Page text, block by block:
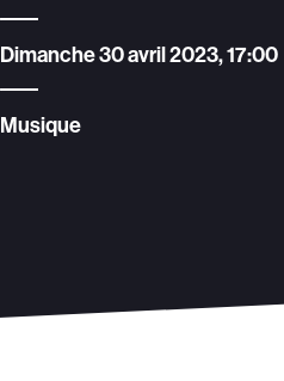
Dimanche 30 avril 2023, 17:00
Musique